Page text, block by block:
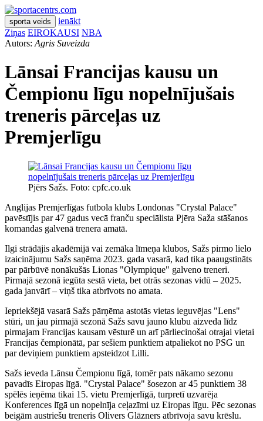
sporta veids
ienākt
Ziņas EIROKAUSI NBA
Autors: Agris Suveizda
Lānsai Francijas kausu un
Čempionu līgu nopelnījušais
treneris pārceļas uz
Premjerlīgu
Pjērs Sažs. Foto: cpfc.co.uk
Anglijas Premjerlīgas futbola klubs Londonas "Crystal Palace"
pavēstījis par 47 gadus vecā franču speciālista Pjēra Saža stāšanos
komandas galvenā trenera amatā.
Ilgi strādājis akadēmijā vai zemāka līmeņa klubos, Sažs pirmo lielo
izaicinājumu Sažs saņēma 2023. gada vasarā, kad tika paaugstināts
par pārbūvē nonākušās Lionas "Olympique" galveno treneri.
Pirmajā sezonā iegūta sestā vieta, bet otrās sezonas vidū – 2025.
gada janvārī – viņš tika atbrīvots no amata.
Iepriekšējā vasarā Sažs pārņēma astotās vietas ieguvējas "Lens"
stūri, un jau pirmajā sezonā Sažs savu jauno klubu aizveda līdz
pirmajam Francijas kausam vēsturē un arī pārliecinošai otrajai vietai
Francijas čempionātā, par sešiem punktiem atpaliekot no PSG un
par deviņiem punktiem apsteidzot Lilli.
Sažs ieveda Lānsu Čempionu līgā, tomēr pats nākamo sezonu
pavadīs Eiropas līgā. "Crystal Palace" šosezon ar 45 punktiem 38
spēlēs ieņēma tikai 15. vietu Premjerlīgā, turpretī uzvarēja
Konferences līgā un nopelnīja ceļazīmi uz Eiropas līgu. Pēc sezonas
beigām austriešu treneris Olivers Glāzners atbrīvoja savu krēslu.